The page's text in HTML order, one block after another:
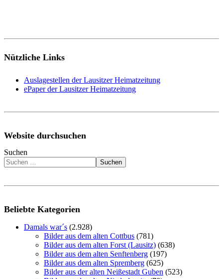
Nützliche Links
Auslagestellen der Lausitzer Heimatzeitung
ePaper der Lausitzer Heimatzeitung
Website durchsuchen
Suchen
Suchen
Beliebte Kategorien
Damals war´s (2.928)
Bilder aus dem alten Cottbus (781)
Bilder aus dem alten Forst (Lausitz) (638)
Bilder aus dem alten Senftenberg (197)
Bilder aus dem alten Spremberg (625)
Bilder aus der alten Neißestadt Guben (523)